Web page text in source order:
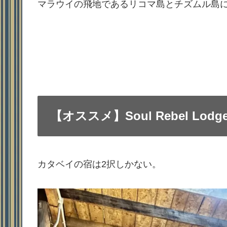
マラウイの飛地であるリコマ島とチズムル島
【オススメ】Soul Rebel
カタベイの宿は2択しかない。